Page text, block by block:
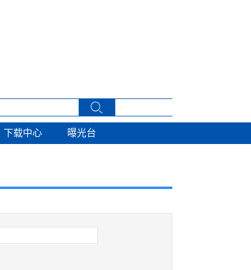
下载中心
下载中心 曝光台
曝光台